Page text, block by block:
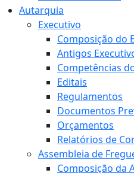
Autarquia
Executivo
Composição do
Antigos
Competências
Editais
Regulamentos
Documentos
Orçamentos
Relatórios de
Assembleia de
Composição da